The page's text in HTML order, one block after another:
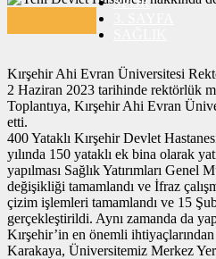
Kırşehir Ahi Evran Üniversitesi
2 Haziran 2023 tarihinde rektörlük
Toplantıya, Kırşehir Ahi Evran
etti.
400 Yataklı Kırşehir Devlet
yılında 150 yataklı ek bina olarak
yapılması Sağlık Yatırımları
değişikliği tamamlandı ve İfraz
çizim işlemleri tamamlandı ve 15
gerçekleştirildi. Aynı zamanda da
Kırşehir’in en önemli
Karakaya, Üniversitemiz Merkez